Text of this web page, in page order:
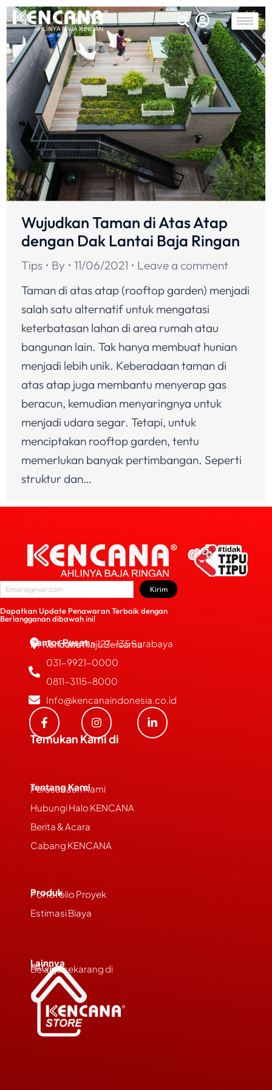
Wujudkan Taman di Atas Atap
dengan Dak Lantai Baja Ringan
Tips By 11/06/2021
Leave a comment
Taman di atas atap (rooftop garden) menjadi
salah satu alternatif untuk mengatasi
keterbatasan lahan di area rumah atau
bangunan lain. Tak hanya membuat hunian
menjadi lebih unik. Keberadaan taman di
atas atap juga membantu menyerap gas
beracun, kemudian menyaringnya untuk
menjadi udara segar. Tetapi, untuk
menciptakan rooftop garden, tentu
memerlukan banyak pertimbangan. Seperti
struktur dan…
Dapatkan Update Penawaran Terbaik dengan
Berlangganan dibawah ini!
Kirim
Kantor Pusat
PT Kencana Maju Bersama
JL. Bubutan 127-135 Surabaya
031-9921-0000
0811-3115-8000
Info@kencanaindonesia.co.id
Temukan Kami di
Tentang Kami
Perusahaan Kami
Hubungi Halo KENCANA
Berita & Acara
Cabang KENCANA
Produk
Portofolio Proyek
Estimasi Biaya
Lainnya
FAQs
Belanja sekarang di